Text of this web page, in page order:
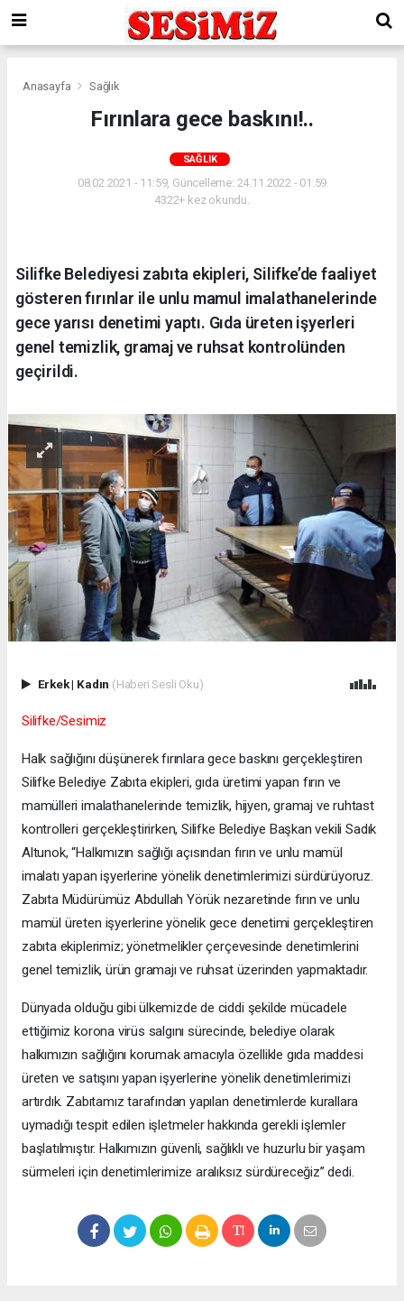
Anasayfa Sağlık
Fırınlara gece baskını!..
SAĞLIK
08.02.2021 - 11:59, Güncelleme: 24.11.2022 - 01:59
4322+ kez okundu.
Silifke Belediyesi zabıta ekipleri, Silifke’de faaliyet
gösteren fırınlar ile unlu mamul imalathanelerinde
gece yarısı denetimi yaptı. Gıda üreten işyerleri
genel temizlik, gramaj ve ruhsat kontrolünden
geçirildi.
Erkek| Kadın (Haberi Sesli Oku)
Silifke/Sesimiz
Halk sağlığını düşünerek fırınlara gece baskını gerçekleştiren
Silifke Belediye Zabıta ekipleri, gıda üretimi yapan fırın ve
mamülleri imalathanelerinde temizlik, hijyen, gramaj ve ruhtast
kontrolleri gerçekleştirirken, Silifke Belediye Başkan vekili Sadık
Altunok, “Halkımızın sağlığı açısından fırın ve unlu mamül
imalatı yapan işyerlerine yönelik denetimlerimizi sürdürüyoruz.
Zabıta Müdürümüz Abdullah Yörük nezaretinde fırın ve unlu
mamül üreten işyerlerine yönelik gece denetimi gerçekleştiren
zabıta ekiplerimiz; yönetmelikler çerçevesinde denetimlerini
genel temizlik, ürün gramajı ve ruhsat üzerinden yapmaktadır.
Dünyada olduğu gibi ülkemizde de ciddi şekilde mücadele
ettiğimiz korona virüs salgını sürecinde, belediye olarak
halkımızın sağlığını korumak amacıyla özellikle gıda maddesi
üreten ve satışını yapan işyerlerine yönelik denetimlerimizi
artırdık. Zabıtamız tarafından yapılan denetimlerde kurallara
uymadığı tespit edilen işletmeler hakkında gerekli işlemler
başlatılmıştır. Halkımızın güvenli, sağlıklı ve huzurlu bir yaşam
sürmeleri için denetimlerimize aralıksız sürdüreceğiz” dedi.